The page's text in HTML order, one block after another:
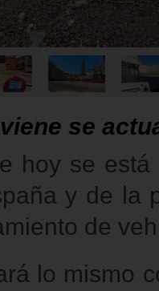
se
hoy se
y de la
de
lo mismo